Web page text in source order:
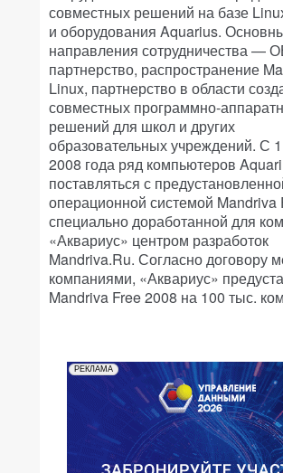
совместных решений на базе
и оборудования Aquarius.
направления сотрудничества —
партнерство, распространение
Linux, партнерство в области
совместных программно-
решений для школ и других
образовательных учреждений. С
2008 года ряд компьютеров
поставляться с
операционной системой Mandriva
специально доработанной для
«Аквариус» центром разработок
Mandriva.Ru. Согласно договору
компаниями, «Аквариус»
Mandriva Free 2008 на 100 тыс.
РЕКЛАМА